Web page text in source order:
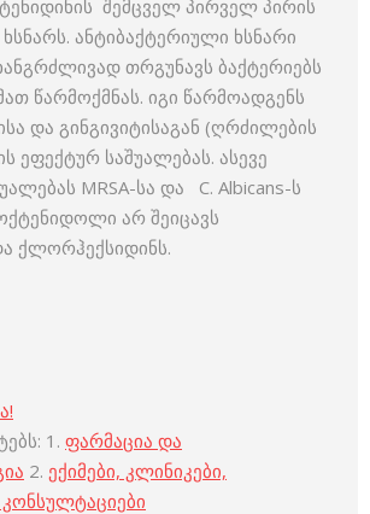
შემცველ პირველ პირის
ანტიბაქტერიული ხსნარი
თრგუნავს ბაქტერიებს
წარმოქმნას. იგი წარმოადგენს
და გინგივიტისაგან (ღრძილების
ეფექტურ საშუალებას. ასევე
MRSA-სა და C. Albicans-ს
არ შეიცავს
ქლორჰექსიდინს.
1. ფარმაცია და
2. ექიმები, კლინიკები,